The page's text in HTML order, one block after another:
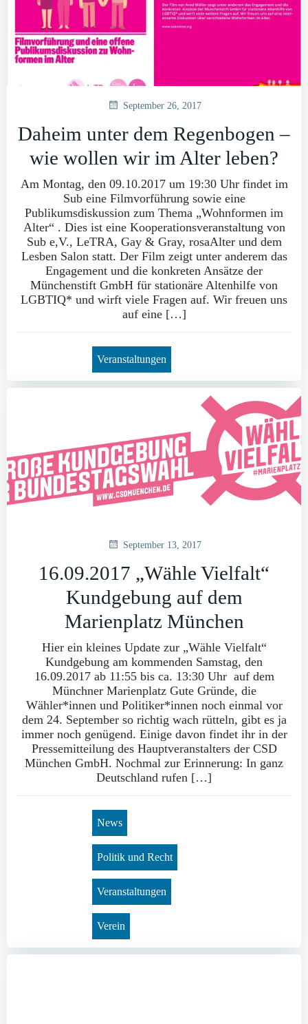
September 26, 2017
Daheim unter dem Regenbogen –
wie wollen wir im Alter leben?
Am Montag, den 09.10.2017 um 19:30 Uhr findet im
Sub eine Filmvorführung sowie eine
Publikumsdiskussion zum Thema „Wohnformen im
Alter“ . Dies ist eine Kooperationsveranstaltung von
Sub e,V., LeTRA, Gay & Gray, rosaAlter und dem
Lesben Salon statt. Der Film zeigt unter anderem das
Engagement und die konkreten Ansätze der
Münchenstift GmbH für stationäre Altenhilfe von
LGBTIQ* und wirft viele Fragen auf. Wir freuen uns
auf eine […]
Veranstaltungen
September 13, 2017
16.09.2017 „Wähle Vielfalt“
Kundgebung auf dem
Marienplatz München
Hier ein kleines Update zur „Wähle Vielfalt“
Kundgebung am kommenden Samstag, den
16.09.2017 ab 11:55 bis ca. 13:30 Uhr auf dem
Münchner Marienplatz Gute Gründe, die
Wähler*innen und Politiker*innen noch einmal vor
dem 24. September so richtig wach rütteln, gibt es ja
immer noch genügend. Einige davon findet ihr in der
Pressemitteilung des Hauptveranstalters der CSD
München GmbH. Nochmal zur Erinnerung: In ganz
Deutschland rufen […]
News
Politik und Recht
Veranstaltungen
Verein